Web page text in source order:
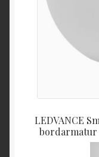
LEDVANCE
bordarmatur